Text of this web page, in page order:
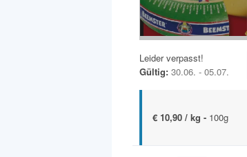
Leider verpasst!
Gültig: 30.06. - 05.07.
€ 10,90 / kg - 100g